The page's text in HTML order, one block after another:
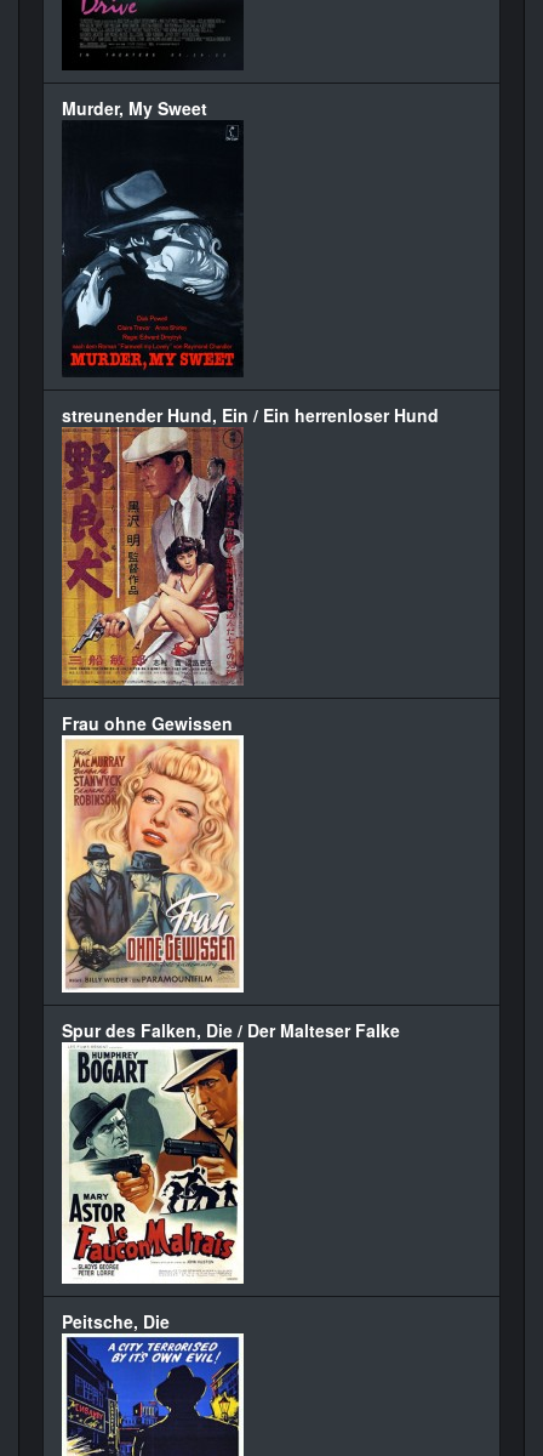
Murder, My Sweet
streunender Hund, Ein / Ein herrenloser Hund
Frau ohne Gewissen
Spur des Falken, Die / Der Malteser Falke
Peitsche, Die